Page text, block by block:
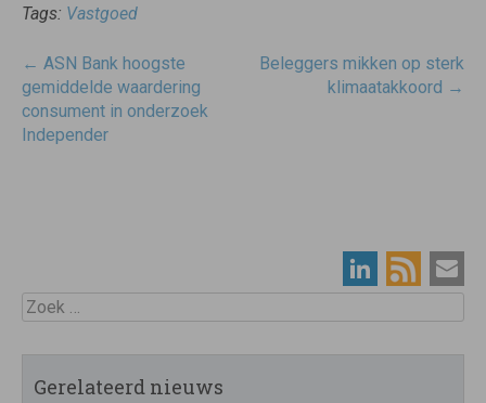
Tags: Vastgoed
Post
navigatie
← ASN Bank hoogste
gemiddelde waardering
consument in onderzoek
Independer
Beleggers mikken op sterk
klimaatakkoord →
Zoek
Gerelateerd nieuws